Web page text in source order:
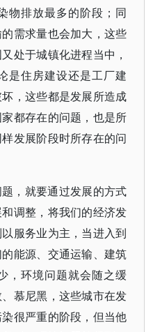
物排放最多的阶段；同
需求量也会加大，这些
处于城镇化进程当中，
是住房建设还是工厂建
，这些都是发展所造成
都存在的问题，也是所
发展阶段时所存在的问
，就要通过发展的方式
调整，将我们的经济发
服务业为主，当进入到
能源、交通运输、建筑
，环境问题就会随之缓
慕尼黑，这些城市在发
很严重的阶段，但当他